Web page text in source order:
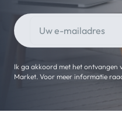
Ik ga akkoord met het ontvangen
Market. Voor meer informatie